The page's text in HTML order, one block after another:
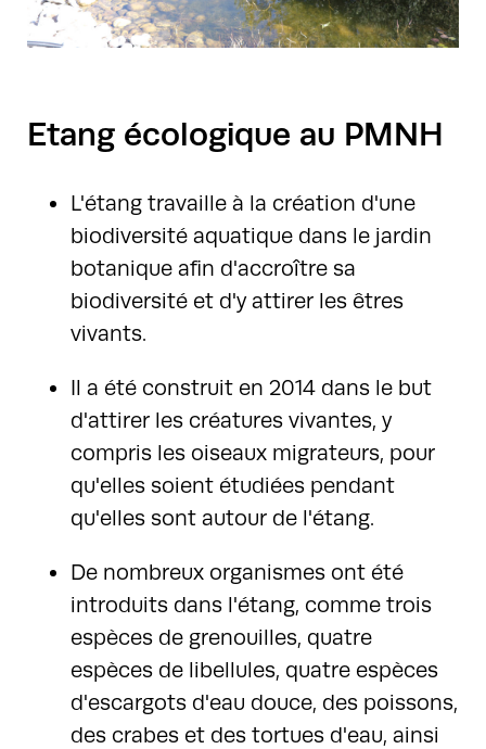
Etang écologique au PMNH
L'étang travaille à la création d'une
biodiversité aquatique dans le jardin
botanique afin d'accroître sa
biodiversité et d'y attirer les êtres
vivants.
Il a été construit en 2014 dans le but
d'attirer les créatures vivantes, y
compris les oiseaux migrateurs, pour
qu'elles soient étudiées pendant
qu'elles sont autour de l'étang.
De nombreux organismes ont été
introduits dans l'étang, comme trois
espèces de grenouilles, quatre
espèces de libellules, quatre espèces
d'escargots d'eau douce, des poissons,
des crabes et des tortues d'eau, ainsi